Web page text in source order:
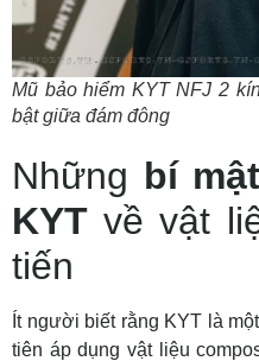
Mũ bảo hiểm KYT NFJ 2
bật giữa đám đông
Những bí
KYT về vật
tiến
Ít người biết rằng KYT là
tiên áp dụng vật liệu